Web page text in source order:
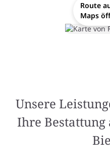
Route
Maps
Unsere
Ihre